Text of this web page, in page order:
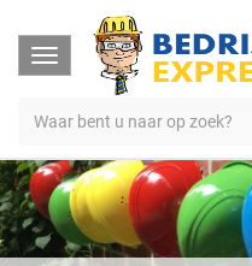
Toggle
navigation